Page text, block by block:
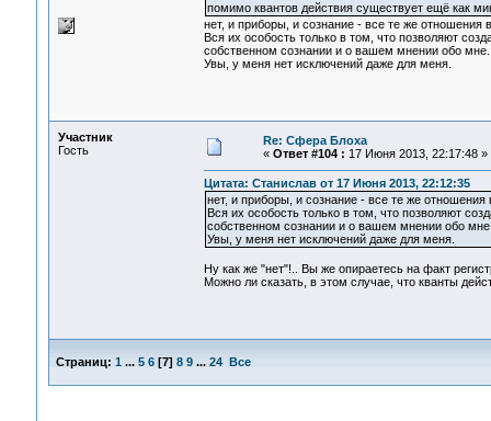
помимо квантов действия существует ещё как
нет, и приборы, и сознание - все те же отношения
Вся их особость только в том, что позволяют
собственном сознании и о вашем мнении обо мне.
Увы, у меня нет исключений даже для меня.
Участник
Гость
Re: Сфера Блоха
« Ответ #104 : 17 Июня 2013, 22:17:48 »
Цитата: Станислав от 17 Июня 2013, 22:12:35
нет, и приборы, и сознание - все те же
Вся их особость только в том, что позволяют
собственном сознании и о вашем мнении обо
Увы, у меня нет исключений даже для меня.
Ну как же "нет"!.. Вы же опираетесь на факт
Можно ли сказать, в этом случае, что кванты
Страниц: 1 ... 5 6[7] 8 9 ... 24 Все